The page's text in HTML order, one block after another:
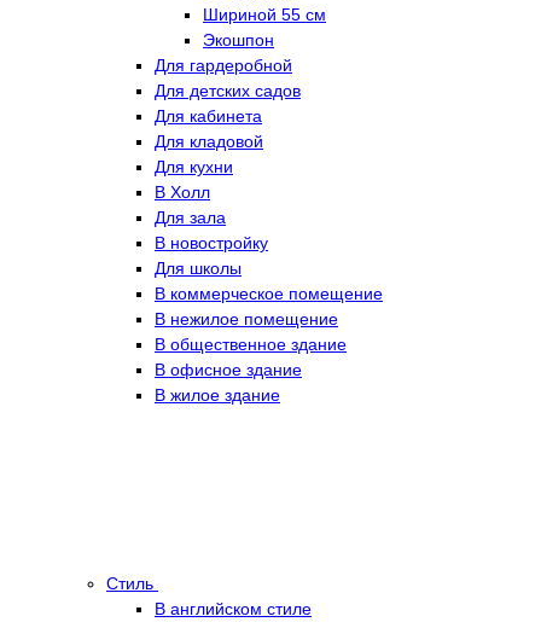
Шириной 55 см
Экошпон
Для гардеробной
Для детских садов
Для кабинета
Для кладовой
Для кухни
В Холл
Для зала
В новостройку
Для школы
В коммерческое помещение
В нежилое помещение
В общественное здание
В офисное здание
В жилое здание
Стиль
В английском стиле